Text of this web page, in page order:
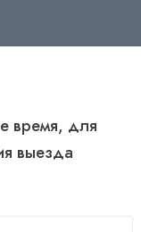
время, для
выезда